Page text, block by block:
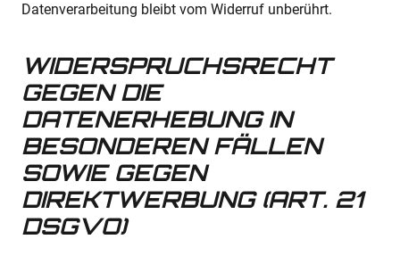
Datenverarbeitung bleibt vom Widerruf unberührt.
WIDERSPRUCHSRECHT
GEGEN DIE
DATENERHEBUNG IN
BESONDEREN FÄLLEN
SOWIE GEGEN
DIREKTWERBUNG (ART. 21
DSGVO)